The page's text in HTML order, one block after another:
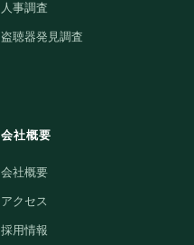
人事調査
盗聴器発見調査
会社概要
会社概要
アクセス
採用情報